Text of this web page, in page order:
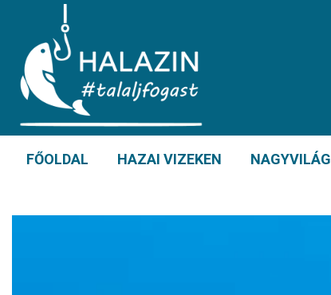
FŐOLDAL HAZAI VIZEKEN NAGYVILÁG